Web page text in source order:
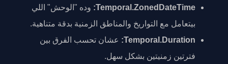
Temporal.ZonedDateTime: وده "الوحش" اللي
بيتعامل مع التواريخ والمناطق الزمنية بدقة متناهية.
Temporal.Duration:
عشان تحسب الفرق بين
فترتين زمنيتين بشكل سهل.